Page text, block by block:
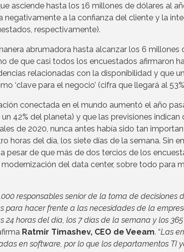
asciende hasta los 16 millones de dólares al
a la confianza del cliente y la
respectivamente).
abrumadora hasta alcanzar los 6 millones
de que casi todos los encuestados afirmaron
relacionadas con la disponibilidad y que
‘clave para el negocio’ (cifra que llegará al
conectada en el mundo aumentó el año
42% del planeta) y que las previsiones indican
de 2020, nunca antes había sido tan
horas del día, los siete días de la semana. Sin
pesar de que más de dos tercios de los
del data center, sobre todo para
responsables senior de la toma de decisiones
para hacer frente a las necesidades de la
24 horas del día, los 7 días de la semana y los
Ratmir Timashev, CEO de Veeam. “Las
en software, por lo que los departamentos TI